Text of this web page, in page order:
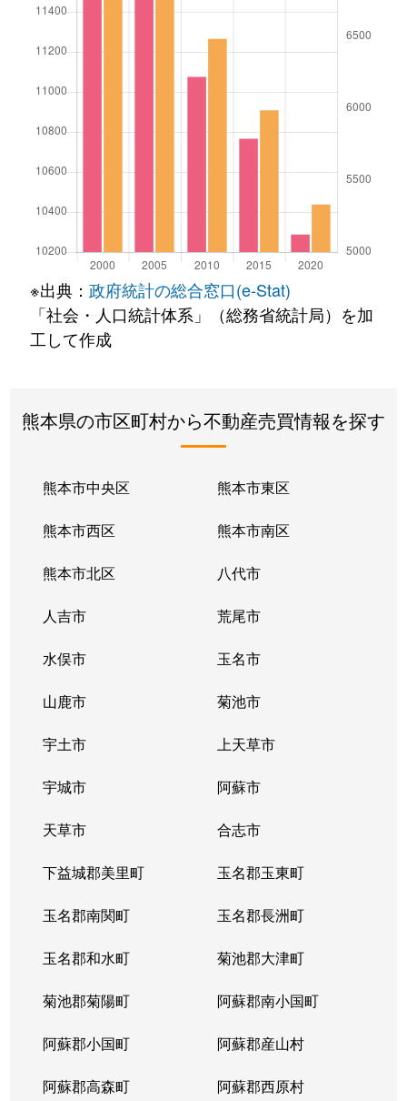
※出典： 政府統計の総合窓口(e-Stat)
「社会・人口統計体系」（総務省統計局）を加
工して作成
熊本県の市区町村から不動産売買情報を探す
熊本市中央区 熊本市東区
熊本市西区 熊本市南区
熊本市北区 八代市
人吉市 荒尾市
水俣市 玉名市
山鹿市 菊池市
宇土市 上天草市
宇城市 阿蘇市
天草市 合志市
下益城郡美里町 玉名郡玉東町
玉名郡南関町 玉名郡長洲町
玉名郡和水町 菊池郡大津町
菊池郡菊陽町 阿蘇郡南小国町
阿蘇郡小国町 阿蘇郡産山村
阿蘇郡高森町 阿蘇郡西原村